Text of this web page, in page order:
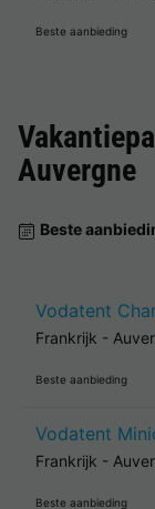
Beste aanbieding
Auvergne
Beste
Vodatent
Frankrijk -
Beste aanbieding
Vodatent
Frankrijk -
Beste aanbieding